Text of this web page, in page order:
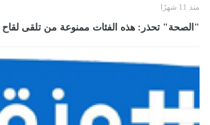
منذ 11 شهرًا
"الصحة" تحذر: هذه الفئات ممنوعة من تلقى لقاح